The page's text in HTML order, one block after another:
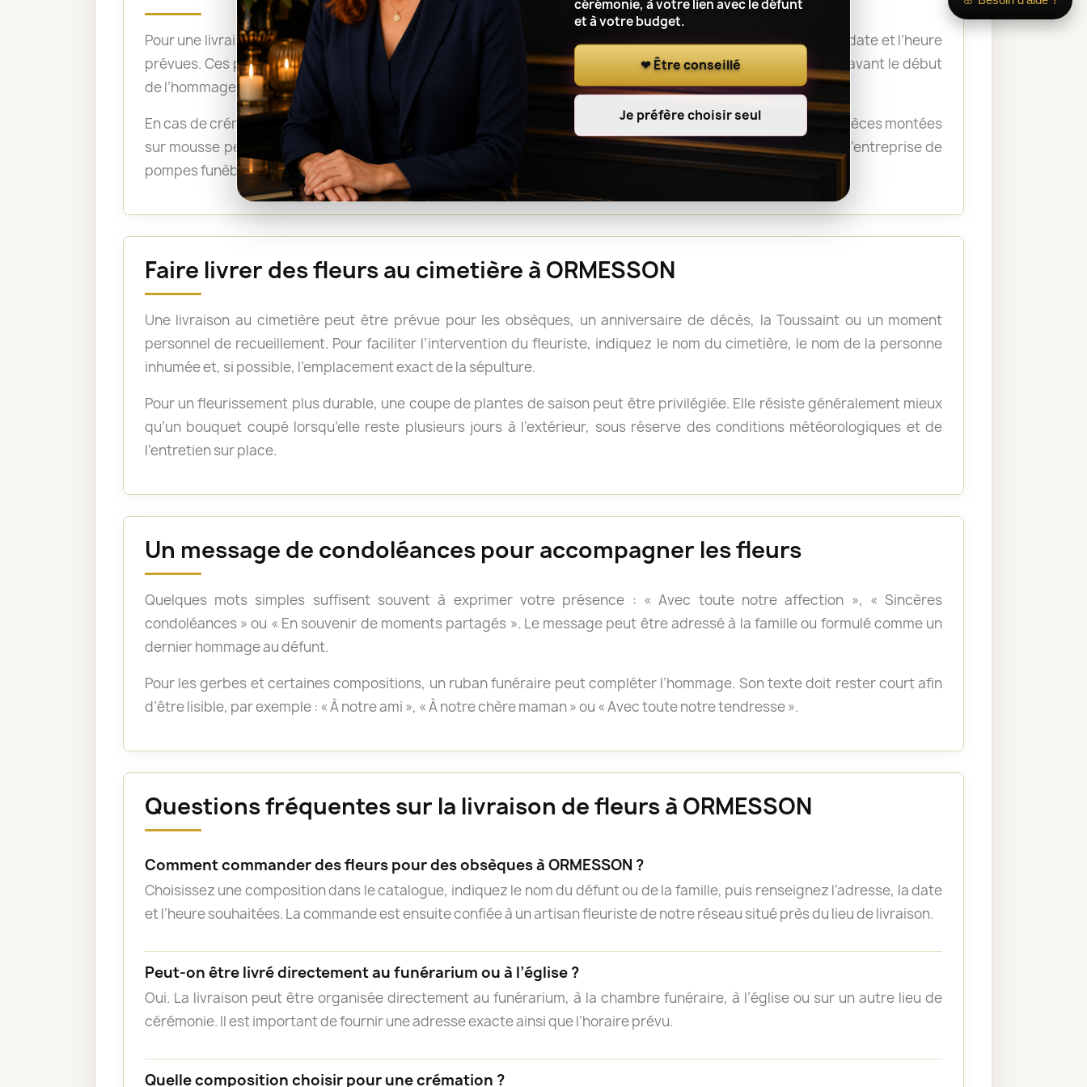
Pour une livraison directement sur le lieu de cérémonie, renseignez l’adresse complète, le nom du défunt, la date et l’heure
prévues. Ces précisions permettent à l’artisan fleuriste de notre réseau de coordonner la remise des fleurs avant le début
de l’hommage.
En cas de crémation, un bouquet ou une gerbe est souvent facile à déplacer après la cérémonie. Certaines pièces montées
sur mousse peuvent être acceptées, mais il reste prudent de vérifier les consignes du crématorium ou de l’entreprise de
pompes funèbres lorsque les fleurs doivent accompagner le cercueil.
Faire livrer des fleurs au cimetière à ORMESSON
Une livraison au cimetière peut être prévue pour les obsèques, un anniversaire de décès, la Toussaint ou un moment
personnel de recueillement. Pour faciliter l’intervention du fleuriste, indiquez le nom du cimetière, le nom de la personne
inhumée et, si possible, l’emplacement exact de la sépulture.
Pour un fleurissement plus durable, une coupe de plantes de saison peut être privilégiée. Elle résiste généralement mieux
qu’un bouquet coupé lorsqu’elle reste plusieurs jours à l’extérieur, sous réserve des conditions météorologiques et de
l’entretien sur place.
Un message de condoléances pour accompagner les fleurs
Quelques mots simples suffisent souvent à exprimer votre présence : « Avec toute notre affection », « Sincères
condoléances » ou « En souvenir de moments partagés ». Le message peut être adressé à la famille ou formulé comme un
dernier hommage au défunt.
Pour les gerbes et certaines compositions, un ruban funéraire peut compléter l’hommage. Son texte doit rester court afin
d’être lisible, par exemple : « À notre ami », « À notre chère maman » ou « Avec toute notre tendresse ».
Questions fréquentes sur la livraison de fleurs à ORMESSON
Comment commander des fleurs pour des obsèques à ORMESSON ?
Choisissez une composition dans le catalogue, indiquez le nom du défunt ou de la famille, puis renseignez l’adresse, la date
et l’heure souhaitées. La commande est ensuite confiée à un artisan fleuriste de notre réseau situé près du lieu de livraison.
Peut-on être livré directement au funérarium ou à l’église ?
Oui. La livraison peut être organisée directement au funérarium, à la chambre funéraire, à l’église ou sur un autre lieu de
cérémonie. Il est important de fournir une adresse exacte ainsi que l’horaire prévu.
Quelle composition choisir pour une crémation ?
cérémonie, à votre lien avec le défunt
et à votre budget.
❤ Être conseillé
Je préfère choisir seul